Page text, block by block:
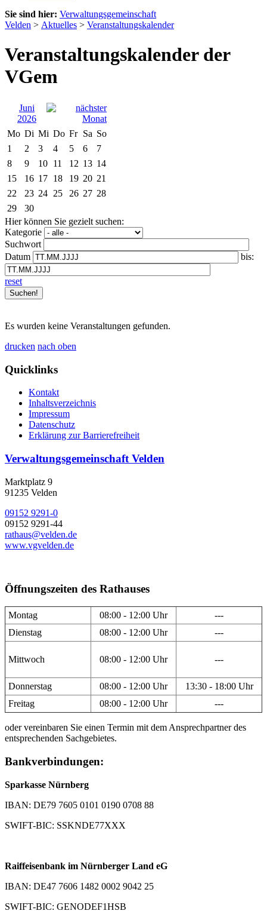
Sie sind hier: Verwaltungsgemeinschaft
Velden > Aktuelles > Veranstaltungskalender
Veranstaltungskalender der
VGem
Juni
2026
Mo Di Mi Do Fr Sa So
1
2 3 4 5 6
7
8
9 10 11 12 13 14
15
16 17 18 19 20 21
22
23 24 25 26 27 28
29
30
Hier können Sie gezielt suchen:
Kategorie
Suchwort
Datum
bis:
reset
Es wurden keine Veranstaltungen gefunden.
drucken nach oben
Quicklinks
Kontakt
Inhaltsverzeichnis
Impressum
Datenschutz
Erklärung zur Barrierefreiheit
Verwaltungsgemeinschaft Velden
Marktplatz 9
91235 Velden
09152 9291-0
09152 9291-44
rathaus@velden.de
www.vgvelden.de
Öffnungszeiten des Rathauses
Montag 08:00 - 12:00 Uhr
---
Dienstag
08:00 - 12:00 Uhr ---
Mittwoch 08:00 - 12:00 Uhr ---
Donnerstag 08:00 - 12:00 Uhr
13:30 - 18:00 Uhr
Freitag
08:00 - 12:00 Uhr ---
oder vereinbaren Sie einen Termin mit dem Ansprechpartner des
entsprechenden Sachgebietes.
Bankverbindungen:
Sparkasse Nürnberg
IBAN: DE79 7605 0101 0190 0708 88
SWIFT-BIC: SSKNDE77XXX
Raiffeisenbank im Nürnberger Land eG
IBAN: DE47 7606 1482 0002 9042 25
SWIFT-BIC: GENODEF1HSB